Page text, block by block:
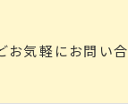
お気軽にお問い合